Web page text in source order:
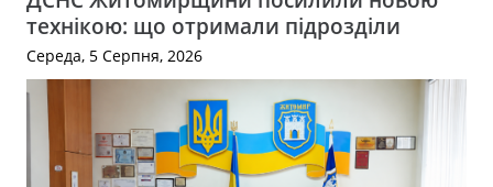
технікою: що отримали підрозділи
Середа, 5 Серпня, 2026